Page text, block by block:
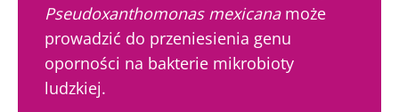
Pseudoxanthomonas mexicanamoże
prowadzić do przeniesienia genu
oporności na bakterie mikrobioty
ludzkiej.